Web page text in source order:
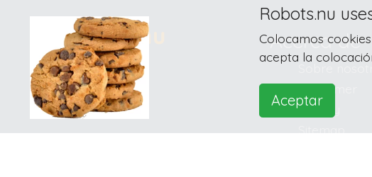
© 2026
Acerca de
Disclaimer
Privacy
Sitemap
Robots.nu
Colocamos
acepta la
Aceptar